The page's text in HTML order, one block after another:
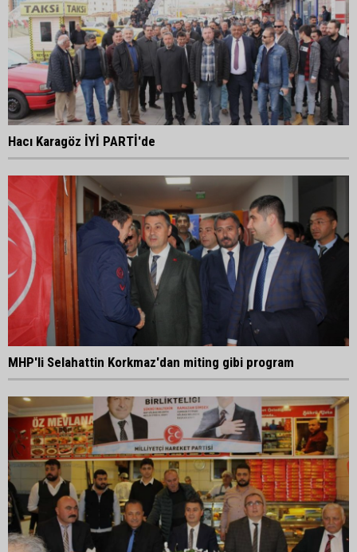
Hacı Karagöz İYİ PARTİ'de
MHP'li Selahattin Korkmaz'dan miting gibi program